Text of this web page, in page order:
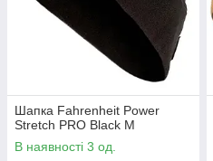
Шапка Fahrenheit Power
Stretch PRO Black M
В наявності 3 од.